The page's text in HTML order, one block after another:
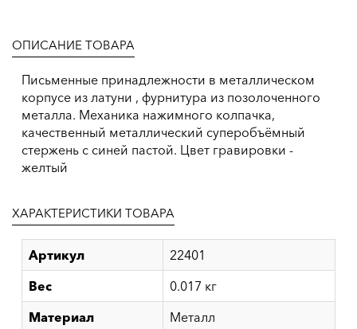
ОПИСАНИЕ ТОВАРА
Письменные принадлежности в металлическом
корпусе из латуни , фурнитура из позолоченного
металла. Механика нажимного колпачка,
качественный металлический суперобъёмный
стержень с синей пастой. Цвет гравировки -
желтый
ХАРАКТЕРИСТИКИ ТОВАРА
Артикул
22401
Вес
0.017 кг
Материал
Металл